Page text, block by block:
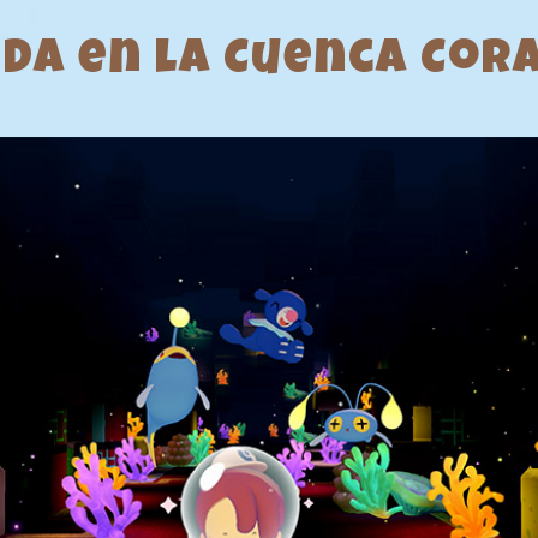
en la Cuenca